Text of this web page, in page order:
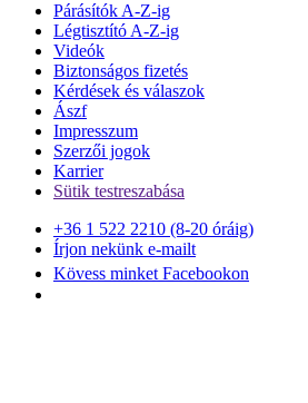
Párásítók A-Z-ig
Légtisztító A-Z-ig
Videók
Biztonságos fizetés
Kérdések és válaszok
Ászf
Impresszum
Szerzői jogok
Karrier
Sütik testreszabása
+36 1 522 2210 (8-20 óráig)
Írjon nekünk e-mailt
Kövess minket Facebookon